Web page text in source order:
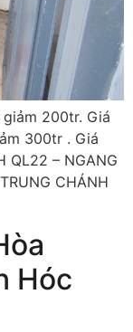
200tr. Giá
300tr . Giá
QL22 – NGANG
CHÁNH
Hóc